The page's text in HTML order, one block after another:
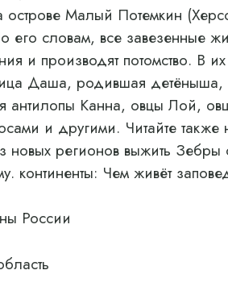
острове Малый Потемкин
его словам, все завезенные
и производят потомство. В
Даша, родившая
антилопы Канна, овцы Лой,
и другими. Читайте
новых регионов выжить
континенты: Чем живёт
России